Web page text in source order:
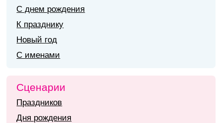
С днем рождения
К празднику
Новый год
С именами
Сценарии
Праздников
Дня рождения